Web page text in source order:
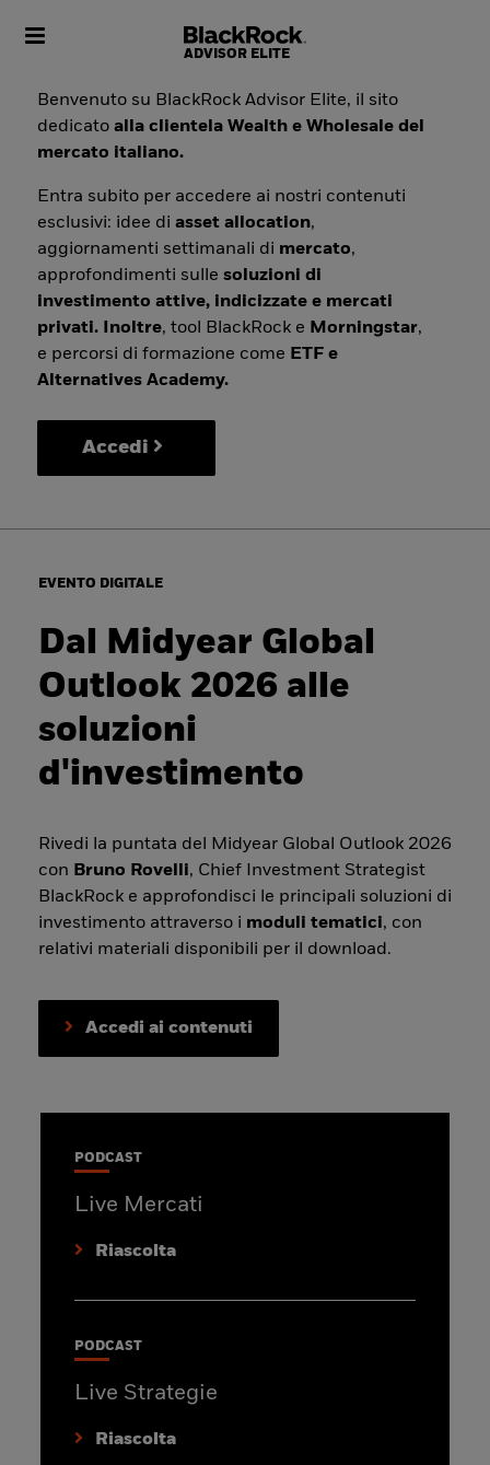
Toggle navigation
Benvenuto su BlackRock Advisor Elite, il sito
dedicatoalla clientela Wealth e Wholesale del
mercato italiano.
Entra subito per accedere ai nostri contenuti
esclusivi: idee diasset allocation,
aggiornamenti settimanali di mercato,
approfondimenti sullesoluzioni di
investimento attive, indicizzate e mercati
privati. Inoltre, tool BlackRock e Morningstar,
e percorsi di formazione come ETF e
Alternatives Academy.
Accedi
EVENTO DIGITALE
Dal Midyear Global
Outlook 2026 alle
soluzioni
d'investimento
Rivedi la puntata del Midyear Global Outlook 2026
con Bruno Rovelli, Chief Investment Strategist
BlackRock e approfondisci le principali soluzioni di
investimento attraverso i moduli tematici, con
relativi materiali disponibili per il download.
Accedi ai contenuti
PODCAST
Live Mercati
Riascolta
PODCAST
Live Strategie
Riascolta